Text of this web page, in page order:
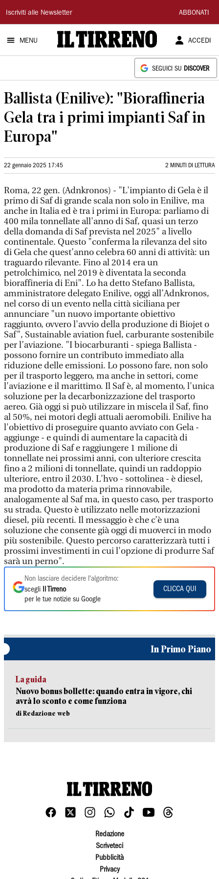
Il
Tirreno
Iscriviti alle Newsletter ABBONATI
MENU ACCEDI
SEGUICI SU DISCOVER
Ballista (Enilive): "Bioraffineria
Gela tra i primi impianti Saf in
Europa"
22 gennaio 2025 17:45 2 MINUTI DI LETTURA
Roma, 22 gen. (Adnkronos) - "L'impianto di Gela è il
primo di Saf di grande scala non solo in Enilive, ma
anche in Italia ed è tra i primi in Europa: parliamo di
400 mila tonnellate all'anno di Saf, quasi un terzo
della domanda di Saf prevista nel 2025" a livello
continentale. Questo "conferma la rilevanza del sito
di Gela che quest’anno celebra 60 anni di attività: un
traguardo rilevante. Fino al 2014 era un
petrolchimico, nel 2019 è diventata la seconda
bioraffineria di Eni". Lo ha detto Stefano Ballista,
amministratore delegato Enilive, oggi all’Adnkronos,
nel corso di un evento nella città siciliana per
annunciare "un nuovo importante obiettivo
raggiunto, ovvero l'avvio della produzione di Biojet o
Saf", Sustainable aviation fuel, carburante sostenibile
per l’aviazione. "I biocarburanti - spiega Ballista -
possono fornire un contributo immediato alla
riduzione delle emissioni. Lo possono fare, non solo
per il trasporto leggero, ma anche in settori, come
l'aviazione e il marittimo. Il Saf è, al momento, l'unica
soluzione per la decarbonizzazione del trasporto
aereo. Già oggi si può utilizzare in miscela il Saf, fino
al 50%, nei motori degli attuali aeromobili. Enilive ha
l'obiettivo di proseguire quanto avviato con Gela -
aggiunge - e quindi di aumentare la capacità di
produzione di Saf e raggiungere 1 milione di
tonnellate nei prossimi anni, con ulteriore crescita
fino a 2 milioni di tonnellate, quindi un raddoppio
ulteriore, entro il 2030. L'hvo - sottolinea - è diesel,
ma prodotto da materia prima rinnovabile,
analogamente al Saf ma, in questo caso, per trasporto
su strada. Questo è utilizzato nelle motorizzazioni
diesel, più recenti. Il messaggio è che c’è una
soluzione che consente già oggi di muoverci in modo
più sostenibile. Questo percorso caratterizzarà tutti i
prossimi investimenti in cui l'opzione di produrre Saf
sarà un perno".
Non lasciare decidere l'algoritmo:
scegli
Il Tirreno
per le tue notizie su Google
CLICCA QUI
In Primo Piano
La guida
Nuovo bonus bollette: quando entra in vigore, chi
avrà lo sconto e come funziona
di Redazione web
Redazione
Scriveteci
Pubblicità
Privacy